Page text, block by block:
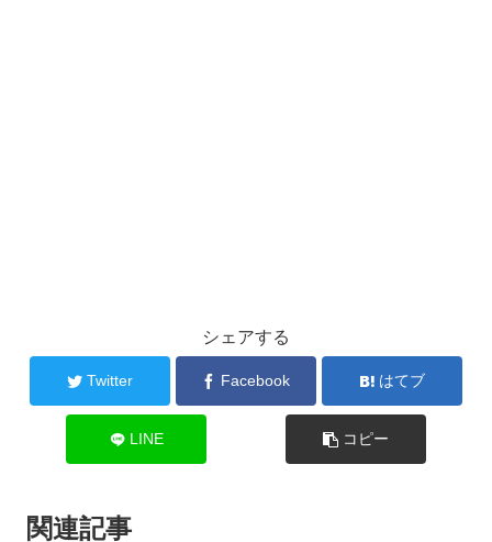
シェアする
Twitter Facebook はてブ
LINE コピー
関連記事